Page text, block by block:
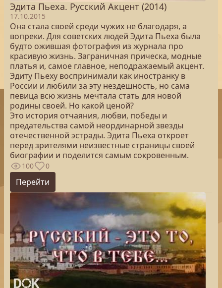
Эдита Пьеха. Русский Акцент (2014)
17.10.2015
Она стала своей среди чужих не благодаря, а
вопреки. Для советских людей Эдита Пьеха была
будто ожившая фотография из журнала про
красивую жизнь. Заграничная прическа, модные
платья и, самое главное, неподражаемый акцент.
Эдиту Пьеху воспринимали как иностранку в
России и любили за эту нездешность, но сама
певица всю жизнь мечтала стать для новой
родины своей. Но какой ценой?
Это история отчаяния, любви, победы и
предательства самой неординарной звезды
отечественной эстрады. Эдита Пьеха откроет
перед зрителями неизвестные страницы своей
биографии и поделится самым сокровенным.
100 0
Перейти